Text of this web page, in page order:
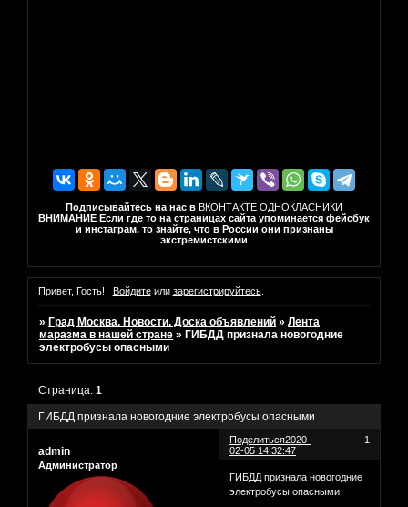
Подписывайтесь на нас в ВКОНТАКТЕ ОДНОКЛАСНИКИ
ВНИМАНИЕ Если где то на страницах сайта упоминается фейсбук
и инстаграм, то знайте, что в России они признаны
экстремистскими
Привет, Гость! Войдитеили зарегистрируйтесь.
» Град Москва. Новости. Доска объявлений »Лента
маразма в нашей стране » ГИБДД признала новогодние
электробусы опасными
ГИБДД признала новогодние электробусы опасными
Страница:1
Поделиться 1
2020-
02-05 14:32:47
admin
Администратор
ГИБДД признала новогодние
электробусы опасными